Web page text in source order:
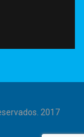
2017